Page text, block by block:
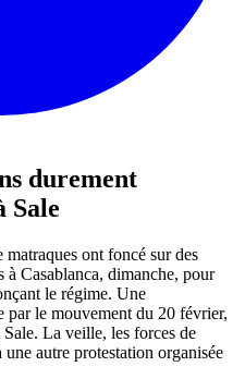
durement
Sale
ont foncé sur des
à Casablanca, dimanche, pour
le régime. Une
par le mouvement du 20 février,
Sale. La veille, les forces de
autre protestation organisée